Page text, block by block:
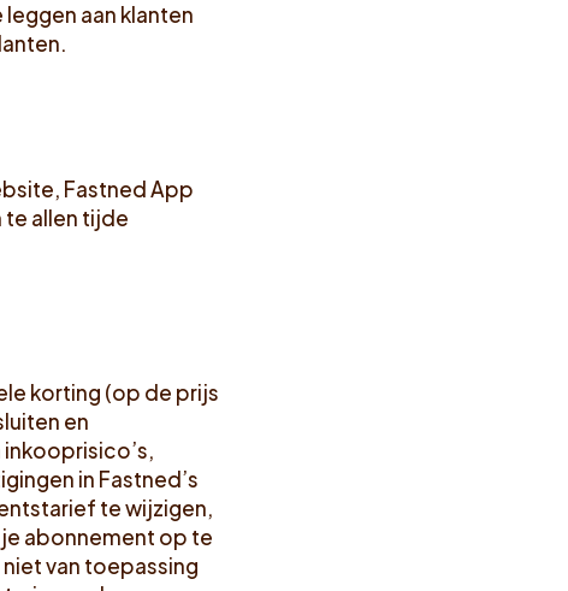
aan klanten
Fastned App
te allen tijde
korting (op de prijs
en
in Fastned’s
te wijzigen,
abonnement op te
van toepassing